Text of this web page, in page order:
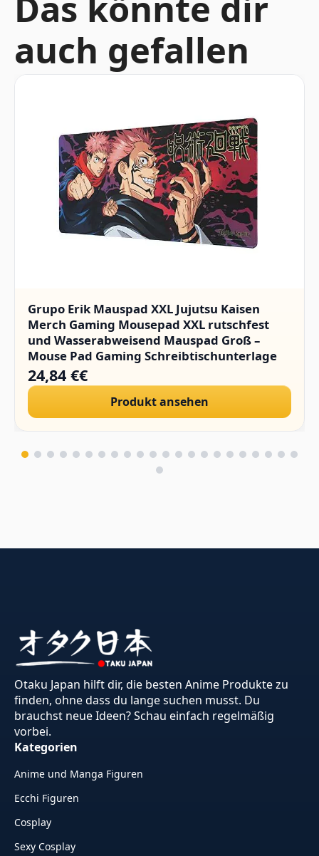
auch gefallen
Grupo Erik Mauspad XXL Jujutsu Kaisen
Merch Gaming Mousepad XXL rutschfest
und Wasserabweisend Mauspad Groß –
Mouse Pad Gaming Schreibtischunterlage
PC Zubehör Gaming
24,84 €€
Produkt ansehen
Otaku Japan hilft dir, die besten Anime Produkte zu
finden, ohne dass du lange suchen musst. Du
brauchst neue Ideen? Schau einfach regelmäßig
vorbei.
Kategorien
Anime und Manga Figuren
Ecchi Figuren
Cosplay
Sexy Cosplay